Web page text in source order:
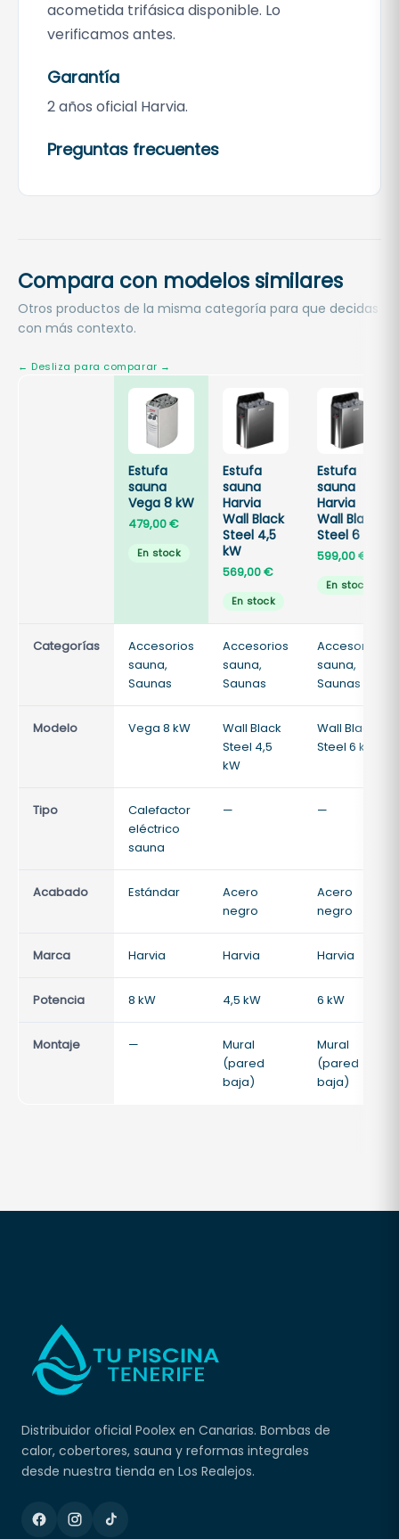
acometida trifásica disponible. Lo
verificamos antes.
Garantía
2 años oficial Harvia.
Preguntas frecuentes
Compara con modelos similares
Otros productos de la misma categoría para que decidas
con más contexto.
Estufa
sauna
Vega 8 kW
479,00€
En stock
Estufa
sauna
Harvia
Wall Black
Steel 4,5
kW
569,00€
En stock
Estufa
sauna
Harvia
Wall Black
Steel 6 kW
599,00€
En stock
Categorías
Accesorios
sauna,
Saunas
Accesorios
sauna,
Saunas
Accesorios
sauna,
Saunas
Modelo Vega 8 kW
Wall Black
Steel 4,5
kW
Wall Black
Steel 6 kW
Tipo
Calefactor
eléctrico
sauna
— —
Acabado Estándar
Acero
negro
Acero
negro
Marca Harvia Harvia Harvia
Potencia 8 kW 4,5 kW 6 kW
Montaje —
Mural
(pared
baja)
Mural
(pared
baja)
Distribuidor oficial Poolex en Canarias. Bombas de
calor, cobertores, sauna y reformas integrales
desde nuestra tienda en Los Realejos.